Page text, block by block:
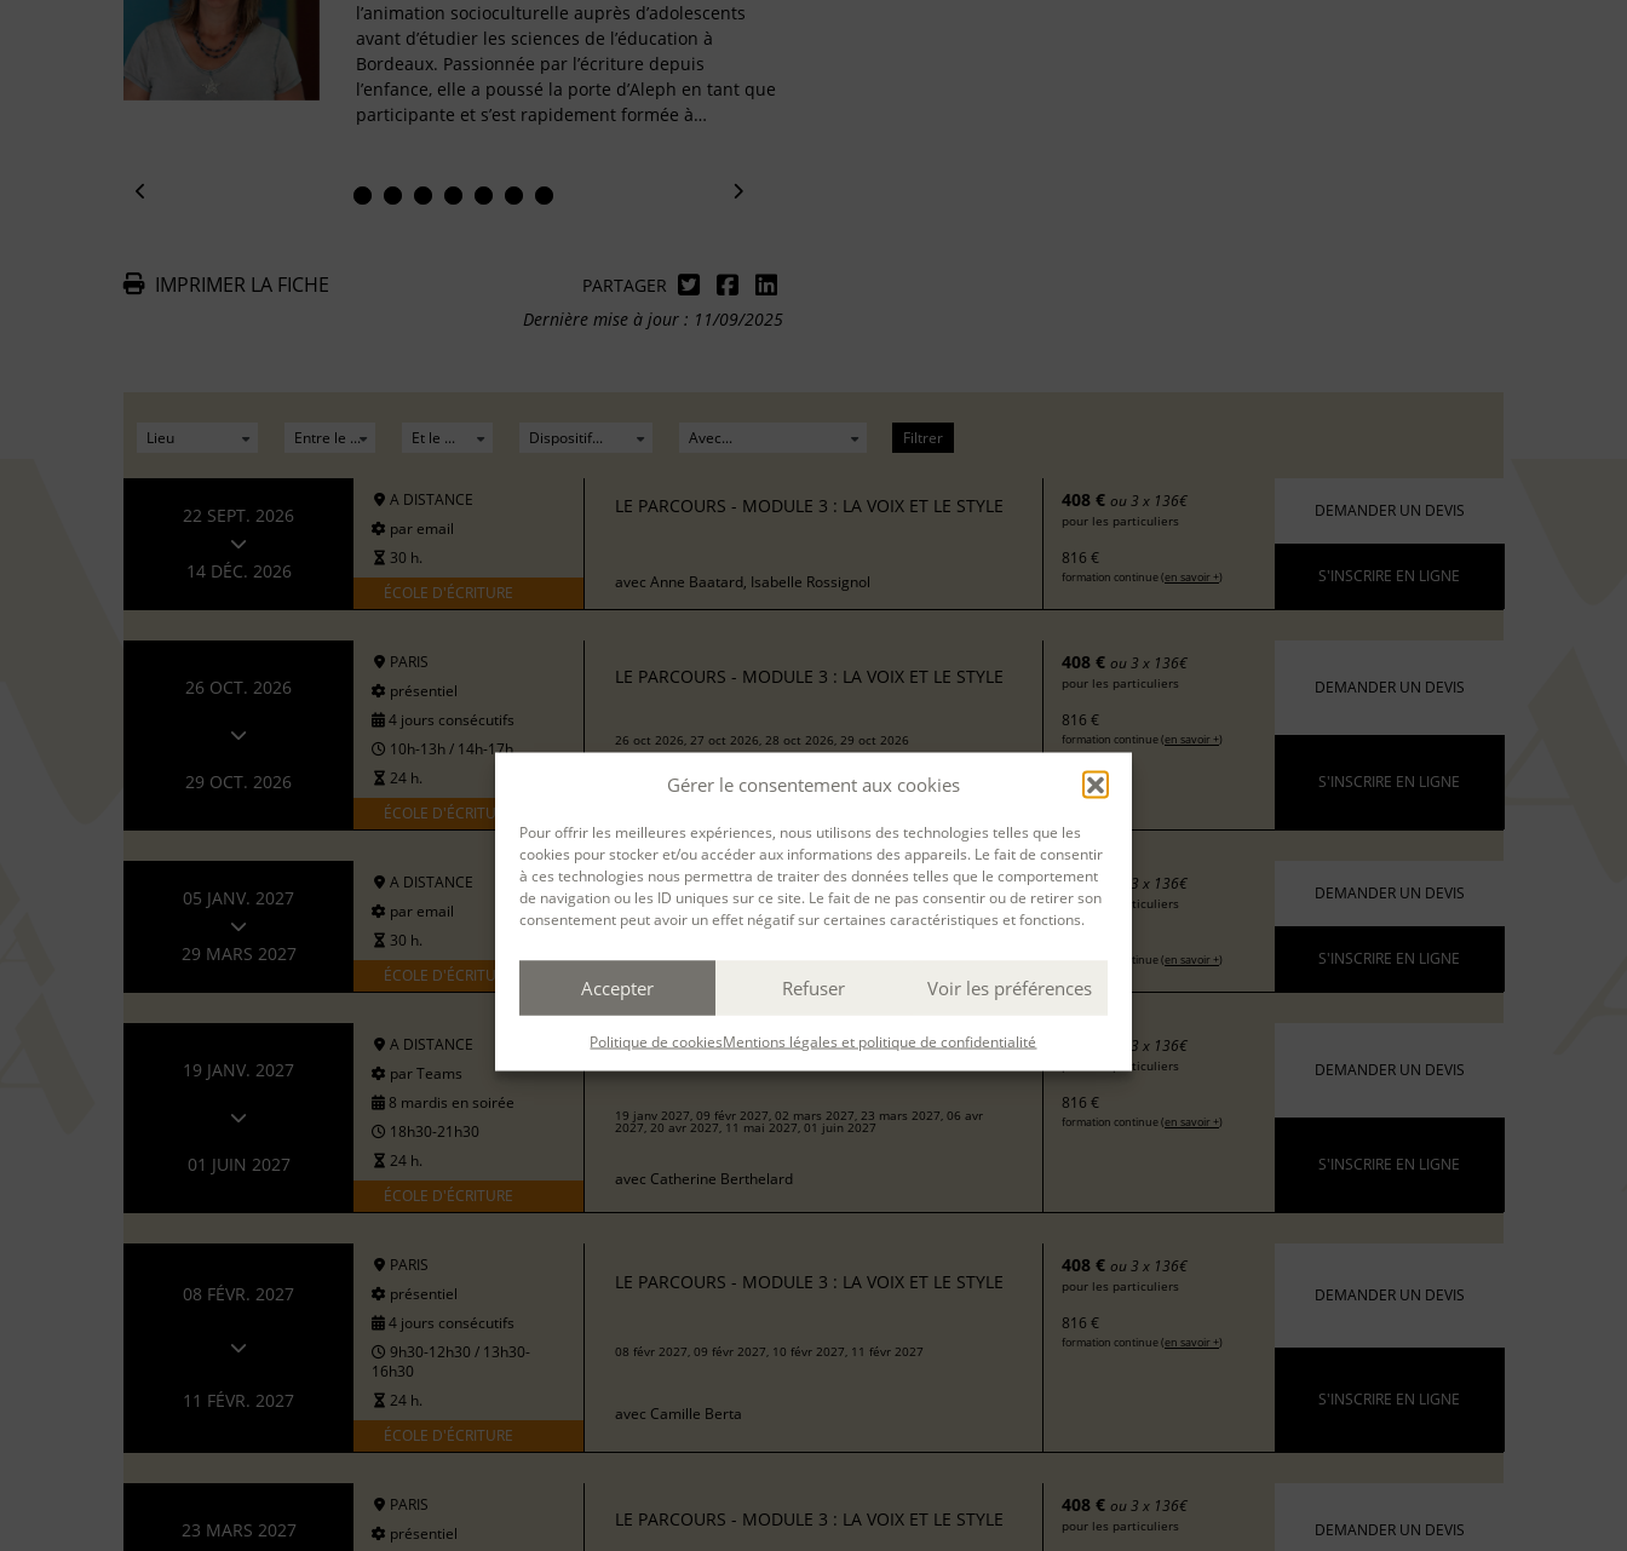
Gérer le consentement aux cookies
Pour offrir les meilleures expériences, nous utilisons des technologies telles que les
cookies pour stocker et/ou accéder aux informations des appareils. Le fait de consentir
à ces technologies nous permettra de traiter des données telles que le comportement
de navigation ou les ID uniques sur ce site. Le fait de ne pas consentir ou de retirer son
consentement peut avoir un effet négatif sur certaines caractéristiques et fonctions.
Accepter Refuser Voir les préférences
Politique de cookiesMentions légales et politique de confidentialité
l’animation socioculturelle auprès d’adolescents
avant d’étudier les sciences de l’éducation à
Bordeaux. Passionnée par l’écriture depuis
l’enfance, elle a poussé la porte d’Aleph en tant que
participante et s’est rapidement formée à…
IMPRIMER LA FICHE
PARTAGER
Dernière mise à jour : 11/09/2025
Filtrer
22 SEPT. 2026
14 DÉC. 2026
A DISTANCE
par email
30 h.
ÉCOLE D'ÉCRITURE
LE PARCOURS - MODULE 3 : LA VOIX ET LE STYLE
avec Anne Baatard, Isabelle Rossignol
408 € ou 3 x 136€
pour les particuliers
816 €
formation continue (en savoir +)
DEMANDER UN DEVIS
S'INSCRIRE EN LIGNE
26 OCT. 2026
29 OCT. 2026
PARIS
présentiel
4 jours consécutifs
10h-13h / 14h-17h
24 h.
ÉCOLE D'ÉCRITURE
LE PARCOURS - MODULE 3 : LA VOIX ET LE STYLE
26 oct 2026, 27 oct 2026, 28 oct 2026, 29 oct 2026
Valérie Mello
408 € ou 3 x 136€
pour les particuliers
816 €
formation continue (en savoir +)
DEMANDER UN DEVIS
S'INSCRIRE EN LIGNE
05 JANV. 2027
29 MARS 2027
A DISTANCE
par email
30 h.
ÉCOLE D'ÉCRITURE
LE PARCOURS - MODULE 3 : LA VOIX ET LE STYLE
avecAnne Baatard, Isabelle Rossignol
408 € ou 3 x 136€
pour les particuliers
formation continue (en savoir +)
DEMANDER UN DEVIS
S'INSCRIRE EN LIGNE
19 JANV. 2027
01 JUIN 2027
A DISTANCE
par Teams
8 mardis en soirée
18h30-21h30
24 h.
ÉCOLE D'ÉCRITURE
LE PARCOURS - MODULE 3 : LA VOIX ET LE STYLE
19 janv 2027, 09 févr 2027, 02 mars 2027, 23 mars 2027, 06 avr
2027, 20 avr 2027, 11 mai 2027, 01 juin 2027
avec Catherine Berthelard
ou 3 x 136€
pour les particuliers
816 €
formation continue (en savoir +)
DEMANDER UN DEVIS
S'INSCRIRE EN LIGNE
08 FÉVR. 2027
11 FÉVR. 2027
PARIS
présentiel
4 jours consécutifs
9h30-12h30 / 13h30-
16h30
24 h.
ÉCOLE D'ÉCRITURE
LE PARCOURS - MODULE 3 : LA VOIX ET LE STYLE
08 févr 2027, 09 févr 2027, 10 févr 2027, 11 févr 2027
avec Camille Berta
408 € ou 3 x 136€
pour les particuliers
816 €
formation continue (en savoir +)
DEMANDER UN DEVIS
S'INSCRIRE EN LIGNE
23 MARS 2027
PARIS
présentiel
LE PARCOURS - MODULE 3 : LA VOIX ET LE STYLE
408 € ou 3 x 136€
pour les particuliers DEMANDER UN DEVIS